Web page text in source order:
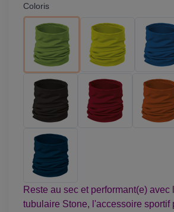
Coloris
Reste au sec et performant(e) avec
tubulaire Stone, l'accessoire sportif